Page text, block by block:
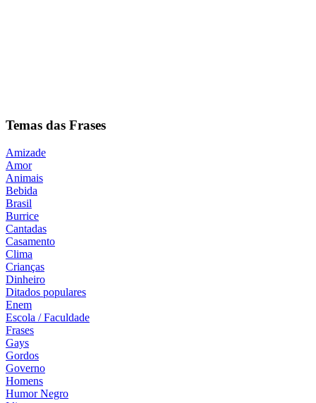
Temas das Frases
Amizade
Amor
Animais
Bebida
Brasil
Burrice
Cantadas
Casamento
Clima
Crianças
Dinheiro
Ditados populares
Enem
Escola / Faculdade
Frases
Gays
Gordos
Governo
Homens
Humor Negro